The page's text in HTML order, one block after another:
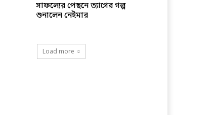
সাফল্যের পেছনে ত্যাগের গল্প
শুনালেন নেইমার
Load more